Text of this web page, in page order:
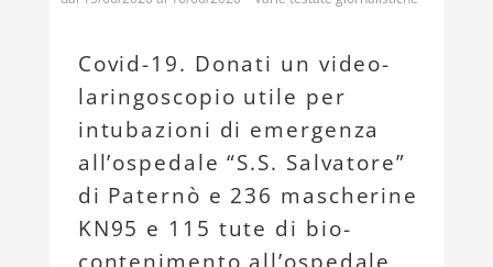
Covid-19. Donati un video-
laringoscopio utile per
intubazioni di emergenza
all’ospedale “S.S. Salvatore”
di Paternò e 236 mascherine
KN95 e 115 tute di bio-